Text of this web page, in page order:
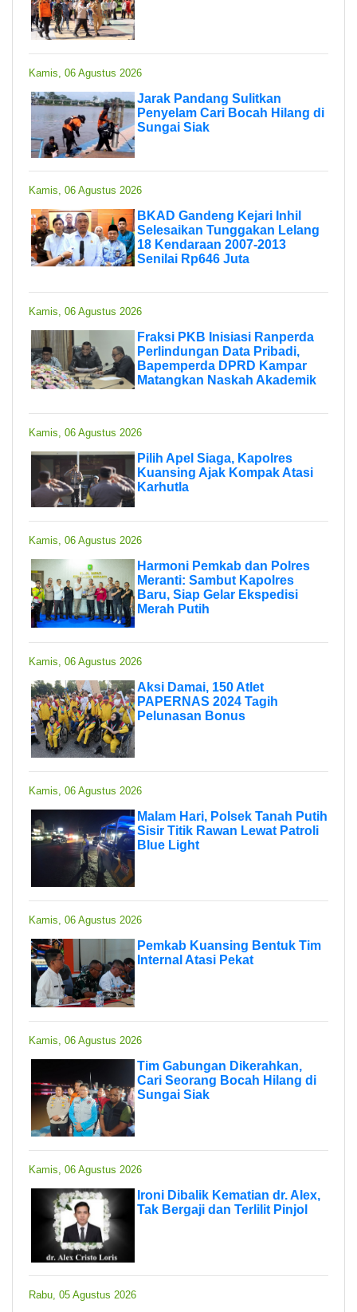
Kamis, 06 Agustus 2026
Jarak Pandang Sulitkan
Penyelam Cari Bocah Hilang di
Sungai Siak
Kamis, 06 Agustus 2026
BKAD Gandeng Kejari Inhil
Selesaikan Tunggakan Lelang
18 Kendaraan 2007-2013
Senilai Rp646 Juta
Kamis, 06 Agustus 2026
Fraksi PKB Inisiasi Ranperda
Perlindungan Data Pribadi,
Bapemperda DPRD Kampar
Matangkan Naskah Akademik
Kamis, 06 Agustus 2026
Pilih Apel Siaga, Kapolres
Kuansing Ajak Kompak Atasi
Karhutla
Kamis, 06 Agustus 2026
Harmoni Pemkab dan Polres
Meranti: Sambut Kapolres
Baru, Siap Gelar Ekspedisi
Merah Putih
Kamis, 06 Agustus 2026
Aksi Damai, 150 Atlet
PAPERNAS 2024 Tagih
Pelunasan Bonus
Kamis, 06 Agustus 2026
Malam Hari, Polsek Tanah Putih
Sisir Titik Rawan Lewat Patroli
Blue Light
Kamis, 06 Agustus 2026
Pemkab Kuansing Bentuk Tim
Internal Atasi Pekat
Kamis, 06 Agustus 2026
Tim Gabungan Dikerahkan,
Cari Seorang Bocah Hilang di
Sungai Siak
Kamis, 06 Agustus 2026
Ironi Dibalik Kematian dr. Alex,
Tak Bergaji dan Terlilit Pinjol
Rabu, 05 Agustus 2026